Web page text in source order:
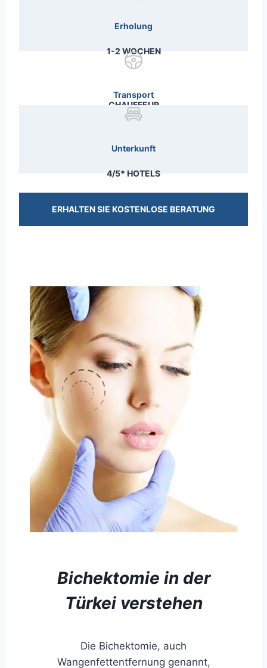
Erholung
1-2 WOCHEN
Transport
CHAUFFEUR
Unterkunft
4/5* HOTELS
ERHALTEN SIE KOSTENLOSE BERATUNG
Bichektomie in der
Türkei verstehen
Die Bichektomie, auch
Wangenfettentfernung genannt,